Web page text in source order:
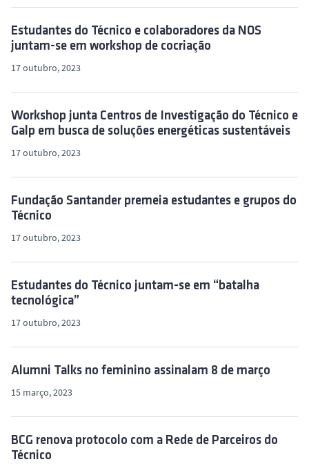
Estudantes do Técnico e colaboradores da NOS
juntam-se em workshop de cocriação
17 outubro, 2023
Workshop junta Centros de Investigação do Técnico e
Galp em busca de soluções energéticas sustentáveis
17 outubro, 2023
Fundação Santander premeia estudantes e grupos do
Técnico
17 outubro, 2023
Estudantes do Técnico juntam-se em “batalha
tecnológica”
17 outubro, 2023
Alumni Talks no feminino assinalam 8 de março
15 março, 2023
BCG renova protocolo com a Rede de Parceiros do
Técnico